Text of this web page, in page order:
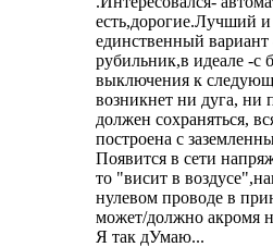
есть,дорогие.Лучший
единственный
рубильник,в идеале -с
выключения к
возникнет ни дуга, ни
должен сохраняться,
построена с
Появится в сети
то "висит в
нулевом проводе в
может/должно акромя
Я так дУмаю...